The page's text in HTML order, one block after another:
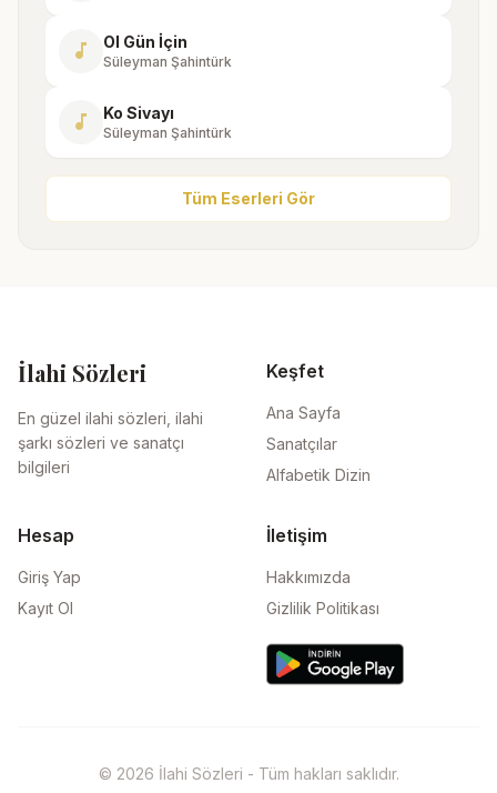
music_note Ol Gün İçin
Süleyman Şahintürk
music_note Ko Sivayı
Süleyman Şahintürk
Tüm Eserleri Gör
İlahi Sözleri
En güzel ilahi sözleri, ilahi
şarkı sözleri ve sanatçı
bilgileri
Keşfet
Ana Sayfa
Sanatçılar
Alfabetik Dizin
Hesap
Giriş Yap
Kayıt Ol
İletişim
Hakkımızda
Gizlilik Politikası
© 2026 İlahi Sözleri - Tüm hakları saklıdır.